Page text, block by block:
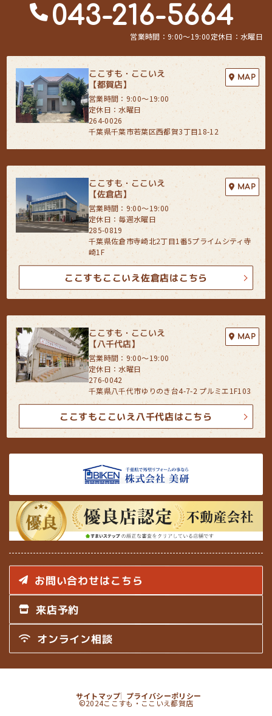
043-216-5664
営業時間：9:00〜19:00定休日：水曜日
ここすも・ここいえ
【佐倉店】
285-0819
千葉県佐倉市寺崎北2丁目1番5プライムシティ寺
崎1F
営業時間：9:00〜19:00
定休日：毎週水曜日
MAP
ここすもここいえ佐倉店はこちら
ここすも・ここいえ
【八千代店】
276-0042
千葉県八千代市ゆりのき台4-7-2 プルミエ1F103
営業時間：9:00〜19:00
定休日：水曜日
MAP
ここすもここいえ八千代店はこちら
ここすも・ここいえ
【都賀店】
264-0026
千葉県千葉市若葉区西都賀3丁目18-12
営業時間：9:00〜19:00
定休日：水曜日
MAP
お問い合わせはこちら
来店予約
オンライン相談
プライバシーポリシー
サイトマップ
©2024ここすも・ここいえ都賀店